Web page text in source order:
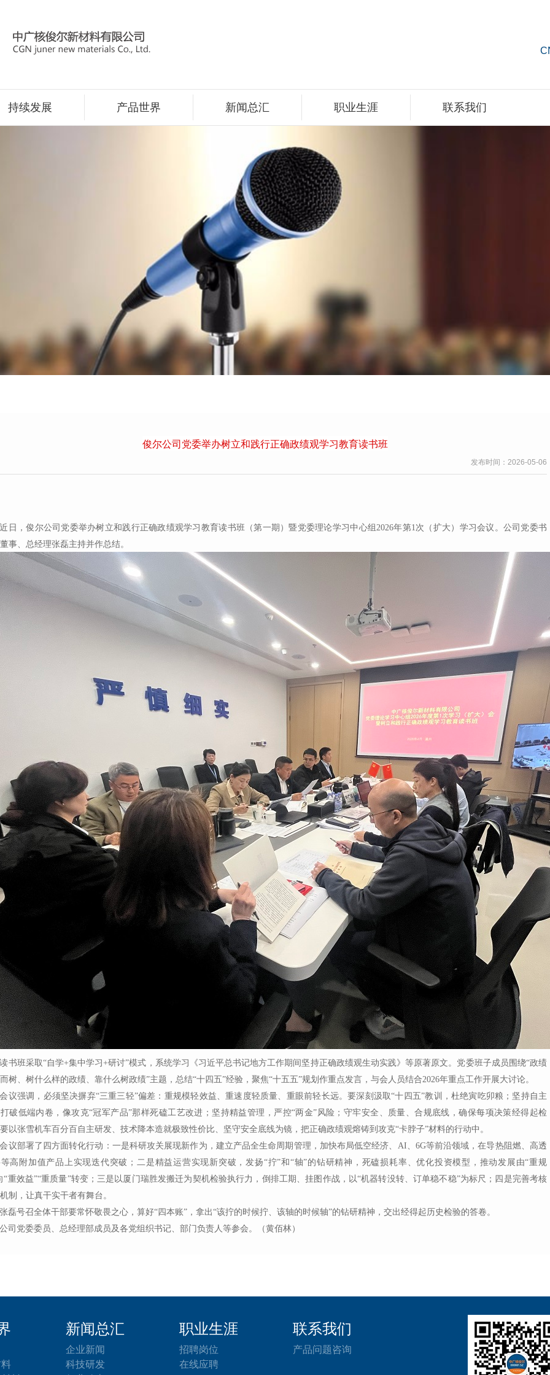
持续发展 产品世界 新闻总汇 职业生涯 联系我们
俊尔公司党委举办树立和践行正确政绩观学习教育读书班
发布时间： 2026-05-06
近日，俊尔公司党委举办树立和践行正确政绩观学习教育读书班（第一期）暨党委理论学习中心组2026年第1次（扩大）学习会议。公司党委书
事、总经理张磊主持并作总结。
读书班采取“自学+集中学习+研讨”模式，系统学习《习近平总书记地方工作期间坚持正确政绩观生动实践》等原著原文。党委班子成员围绕“政绩
树、树什么样的政绩、靠什么树政绩”主题，总结“十四五”经验，聚焦“十五五”规划作重点发言，与会人员结合2026年重点工作开展大讨论。
会议强调，必须坚决摒弃“三重三轻”偏差：重规模轻效益、重速度轻质量、重眼前轻长远。要深刻汲取“十四五”教训，杜绝寅吃卯粮；坚持自主
破低端内卷，像攻克“冠军产品”那样死磕工艺改进；坚持精益管理，严控“两金” 风险；守牢安全、质量、合规底线，确保每项决策经得起检
以张雪机车百分百自主研发、技术降本造就极致性价比、坚守安全底线为镜，把正确政绩观熔铸到攻克“卡脖子”材料的行动中。
会议部署了 四方面转化行动：一是科研攻关展现新作为，建立产品全生命周期管理，加快布局低空经济、 AI、6G等前沿领域，在导热阻燃、高透
高附加值产品上实现迭代突破 ； 二是精益运营实现新突破，发扬“拧”和 “轴”的钻研精神，死磕损耗率、优化投资模型，推动发展由“重规
“重效益”“重质量”转变； 三是以厦门瑞胜发搬迁为契机检验执行力，倒排工期、挂图作战，以“机器转没转、订单稳不稳”为标尺 ； 四是完善考核
制，让真干实干者有舞台。
张磊号召全体干部要常怀敬畏之心，算好“四本账” ，拿出“该拧的时候拧、该轴的时候轴”的钻研精神，交出经得起历史检验的答卷。
公司党委委员、总经理部成员及各党组织书记、部门负责人等参会。 （黄佰林）
新闻总汇
企业新闻
科技研发
职业生涯
招聘岗位
在线应聘
联系我们
产品问题咨询